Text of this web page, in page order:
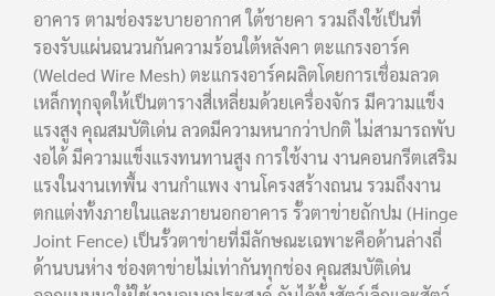
อาคาร ตามช่องระบายอากาศ ใต้ชายคา รวมถึงใช้เป็นที่
รองรับแผ่นฉนวนกันความร้อนใต้หลังคา ตะแกรงอาร์ค
(Welded Wire Mesh) ตะแกรงอาร์คผลิตโดยการเชื่อมลวด
เหล็กทุกจุดให้เป็นตารางสี่เหลี่ยมด้วยเครื่องจักร มีความแข็ง
แรงสูง คุณสมบัติเด่น ลวดมีความหนากว่าปกติ ไม่สามารถพับ
งอได้ มีความแข็งแรงทนทานสูง การใช้งาน งานคอนกรีตเสริม
แรงในงานเทพื้น งานกำแพง งานโครงสร้างถนน รวมถึงงาน
ตกแต่งทั้งภายในและภายนอกอาคาร รั้วตาข่ายถักปม (Hinge
Joint Fence) เป็นรั้วตาข่ายที่มีลักษณะเฉพาะคือด้านล่างถี่
ด้านบนห่าง ช่องตาข่ายไม่เท่ากันทุกช่อง คุณสมบัติเด่น